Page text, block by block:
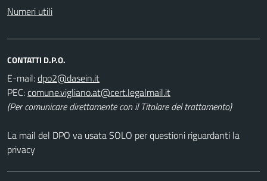
Numeri utili
CONTATTI D.P.O.
E-mail:
PEC:
(Per comunicare direttamente con il Titolare del trattamento)
La mail del DPO va usata SOLO per questioni riguardanti la
privacy